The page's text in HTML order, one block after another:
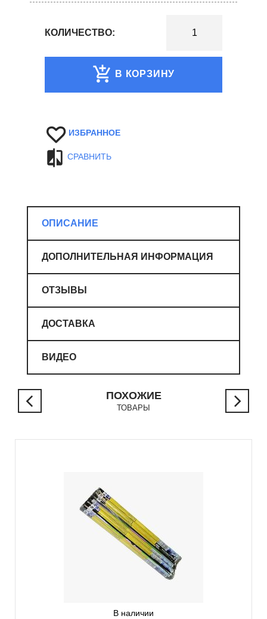
КОЛИЧЕСТВО:
В КОРЗИНУ
ИЗБРАННОЕ
СРАВНИТЬ
ОПИСАНИЕ
ДОПОЛНИТЕЛЬНАЯ ИНФОРМАЦИЯ
ОТЗЫВЫ
ДОСТАВКА
ВИДЕО
ПОХОЖИЕ
ТОВАРЫ
В наличии